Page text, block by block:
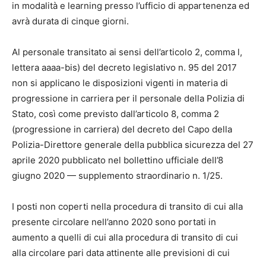
in modalità e learning presso l’ufficio di appartenenza ed
avrà durata di cinque giorni.
Al personale transitato ai sensi dell’articolo 2, comma l,
lettera aaaa-bis) del decreto legislativo n. 95 del 2017
non si applicano le disposizioni vigenti in materia di
progressione in carriera per il personale della Polizia di
Stato, così come previsto dall’articolo 8, comma 2
(progressione in carriera) del decreto del Capo della
Polizia-Direttore generale della pubblica sicurezza del 27
aprile 2020 pubblicato nel bollettino ufficiale dell’8
giugno 2020 — supplemento straordinario n. 1/25.
I posti non coperti nella procedura di transito di cui alla
presente circolare nell’anno 2020 sono portati in
aumento a quelli di cui alla procedura di transito di cui
alla circolare pari data attinente alle previsioni di cui